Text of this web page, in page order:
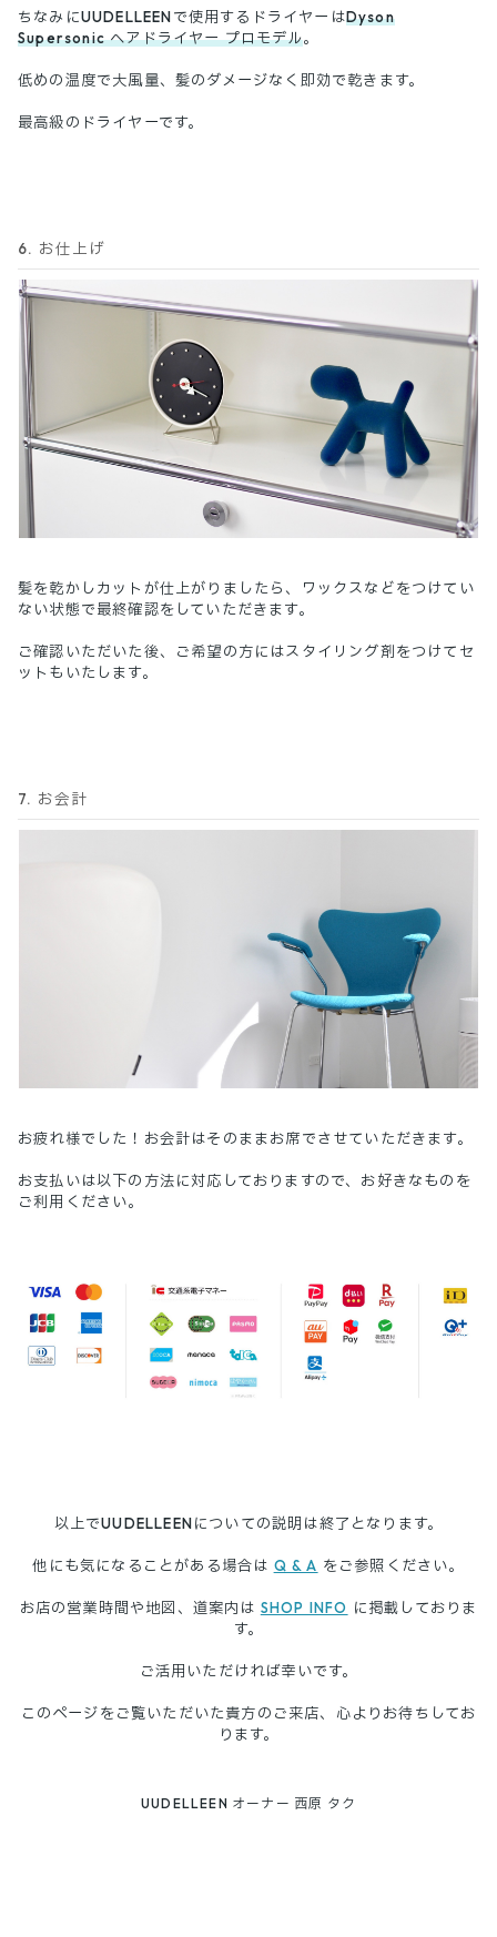
ちなみにUUDELLEENで使用するドライヤーはDyson
Supersonic ヘアドライヤー プロモデル。
低めの温度で大風量、髪のダメージなく即効で乾きます。
最高級のドライヤーです。
6. お仕上げ
髪を乾かしカットが仕上がりましたら、ワックスなどをつけてい
ない状態で最終確認をしていただきます。
ご確認いただいた後、ご希望の方にはスタイリング剤をつけてセ
ットもいたします。
7. お会計
お疲れ様でした！お会計はそのままお席でさせていただきます。
お支払いは以下の方法に対応しておりますので、お好きなものを
ご利用ください。
以上でUUDELLEENについての説明は終了となります。
他にも気になることがある場合は Q & A をご参照ください。
お店の営業時間や地図、道案内は SHOP INFO に掲載しておりま
す。
ご活用いただければ幸いです。
このページをご覧いただいた貴方のご来店、心よりお待ちしてお
ります。
UUDELLEEN オーナー 西原 タク